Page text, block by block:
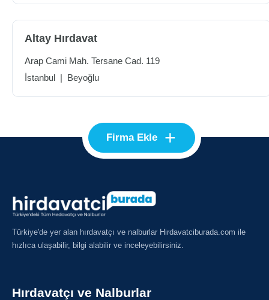
Altay Hırdavat
Arap Cami Mah. Tersane Cad. 119
İstanbul | Beyoğlu
Firma Ekle +
Türkiye'de yer alan hırdavatçı ve nalburlar Hirdavatciburada.com ile
hızlıca ulaşabilir, bilgi alabilir ve inceleyebilirsiniz.
Hırdavatçı ve Nalburlar